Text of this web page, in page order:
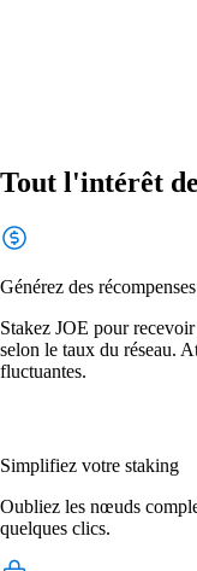
Tout l'intérêt
Générez des récompenses
Stakez JOE pour
selon le taux du réseau.
fluctuantes.
Simplifiez votre staking
Oubliez les nœuds
quelques clics.